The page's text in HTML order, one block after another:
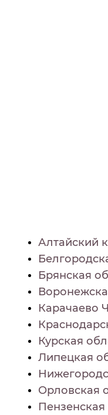
Алтайский
Брянская
Карачаево
Курская
Липецкая
Орловская
Пензенская